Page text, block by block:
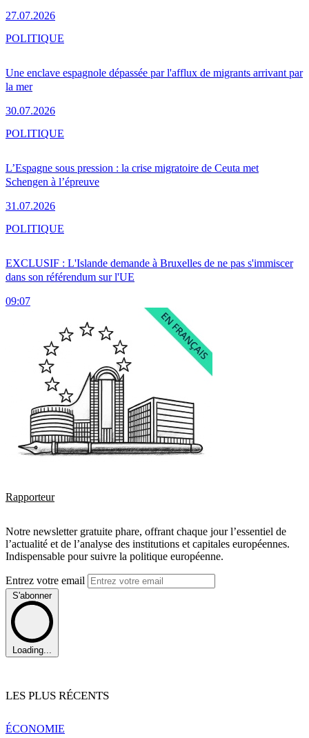
27.07.2026
Une enclave espagnole dépassée par l'afflux de migrants arrivant par
la mer
30.07.2026
POLITIQUE
L’Espagne sous pression : la crise migratoire de Ceuta met
Schengen à l’épreuve
31.07.2026
POLITIQUE
EXCLUSIF : L'Islande demande à Bruxelles de ne pas s'immiscer
dans son référendum sur l'UE
09:07
POLITIQUE
Rapporteur
Notre newsletter gratuite phare, offrant chaque jour l’essentiel de
l’actualité et de l’analyse des institutions et capitales européennes.
Indispensable pour suivre la politique européenne.
Entrez votre email
S'abonner
Loading...
LES PLUS RÉCENTS
ÉCONOMIE